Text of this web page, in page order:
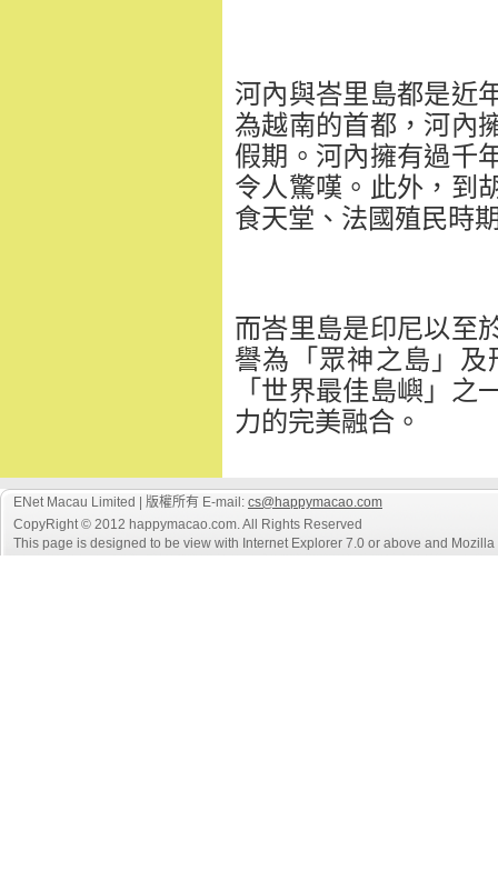
河內與峇里島都是近
為越南的首都，河內
假期。 河內擁有過千
令人驚嘆。此外， 到
食天堂、 法國殖民時
而峇里島是印尼以至
譽為「 眾神之島」
「世界最佳島嶼」 之
力的完美融合。
ENet Macau Limited | 版權所有 E-mail: cs@happymacao.com
CopyRight © 2012 happymacao.com. All Rights Reserved
This page is designed to be view with Internet Explorer 7.0 or above and